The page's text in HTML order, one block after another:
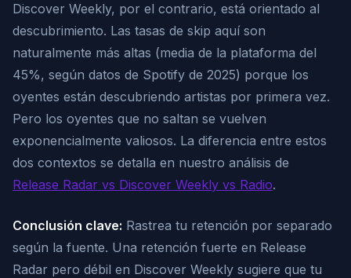
Discover Weekly, por el contrario, está orientado al
descubrimiento. Las tasas de skip aquí son
naturalmente más altas (media de la plataforma del
45%, según datos de Spotify de 2025) porque los
oyentes están descubriendo artistas por primera vez.
Pero los oyentes que no saltan se vuelven
exponencialmente valiosos. La diferencia entre estos
dos contextos se detalla en nuestro análisis de
Release Radar vs Discover Weekly vs Radio.
Conclusión clave: Rastrea tu retención por separado
según la fuente. Una retención fuerte en Release
Radar pero débil en Discover Weekly sugiere que tu